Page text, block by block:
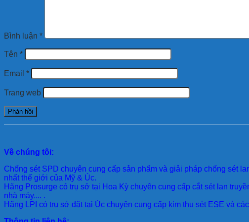
Bình luận *
Tên *
Email *
Trang web
Về chúng tôi:
Chống sét SPD chuyên cung cấp sản phẩm và giải pháp chống sét
nhất thế giới của Mỹ & Úc.
Hãng Prosurge có trụ sở tại Hoa Kỳ chuyên cung cấp cắt sét lan
nhà máy.... .
Hãng LPI có trụ sở đặt tại Úc chuyên cung cấp kim thu sét ESE và